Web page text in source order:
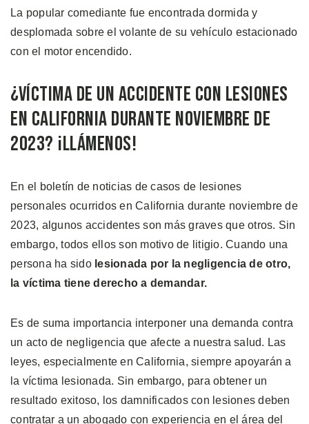
La popular comediante fue encontrada dormida y
desplomada sobre el volante de su vehículo estacionado
con el motor encendido.
¿Víctima de un Accidente con Lesiones
en California Durante Noviembre de
2023? ¡Llámenos!
En el boletín de noticias de casos de lesiones
personales ocurridos en California durante noviembre de
2023, algunos accidentes son más graves que otros. Sin
embargo, todos ellos son motivo de litigio. Cuando una
persona ha sido lesionada por la negligencia de otro,
la víctima tiene derecho a demandar.
Es de suma importancia interponer una demanda contra
un acto de negligencia que afecte a nuestra salud. Las
leyes, especialmente en California, siempre apoyarán a
la víctima lesionada. Sin embargo, para obtener un
resultado exitoso, los damnificados con lesiones deben
contratar a un abogado con experiencia en el área del